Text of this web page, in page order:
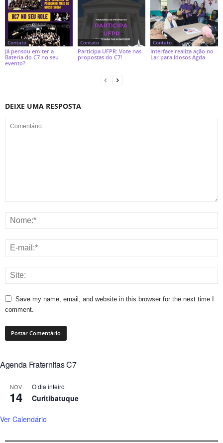
Contato
Já pensou em ter a
Bateria do C7 no seu
evento?
Contato
Participa UFPR: Vote nas
propostas do C7!
Contato
Interface realiza ação no
Lar para Idosos Agda
DEIXE UMA RESPOSTA
Save my name, email, and website in this browser for the next time I
comment.
Agenda Fraternitas C7
NOV
14
O dia inteiro
Curitibatuque
Ver Calendário